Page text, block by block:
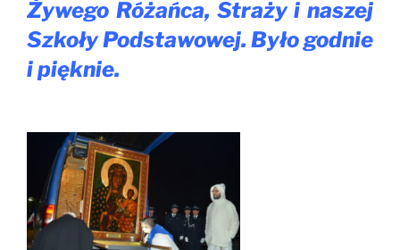
Żywego Różańca, Straży i naszej
Szkoły Podstawowej. Było godnie
i pięknie.